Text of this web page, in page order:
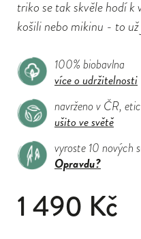
triko se tak skvěle hodí
košili nebo mikinu - to
100% biobavlna
více o udržitelnosti
navrženo v ČR,
ušito ve světě
vyroste 10 nových
Opravdu?
1 490 Kč